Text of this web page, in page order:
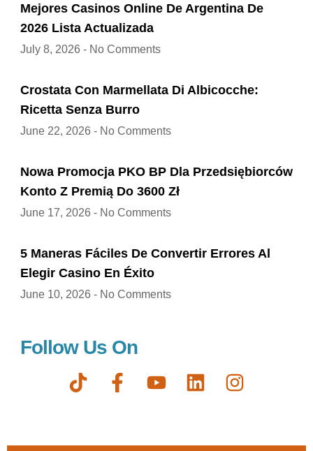
Mejores Casinos Online De Argentina De
2026 Lista Actualizada
July 8, 2026 No Comments
Crostata Con Marmellata Di Albicocche:
Ricetta Senza Burro
June 22, 2026 No Comments
Nowa Promocja PKO BP Dla Przedsiębiorców
Konto Z Premią Do 3600 Zł
June 17, 2026 No Comments
5 Maneras Fáciles De Convertir Errores Al
Elegir Casino En Éxito
June 10, 2026 No Comments
Follow Us On
T
i
F
a
Y
o
L
i
I
n